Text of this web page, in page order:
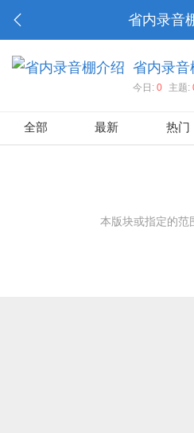
省内录音
省内录音
今日: 0 主题:
全部 最新 热门
本版块或指定的范